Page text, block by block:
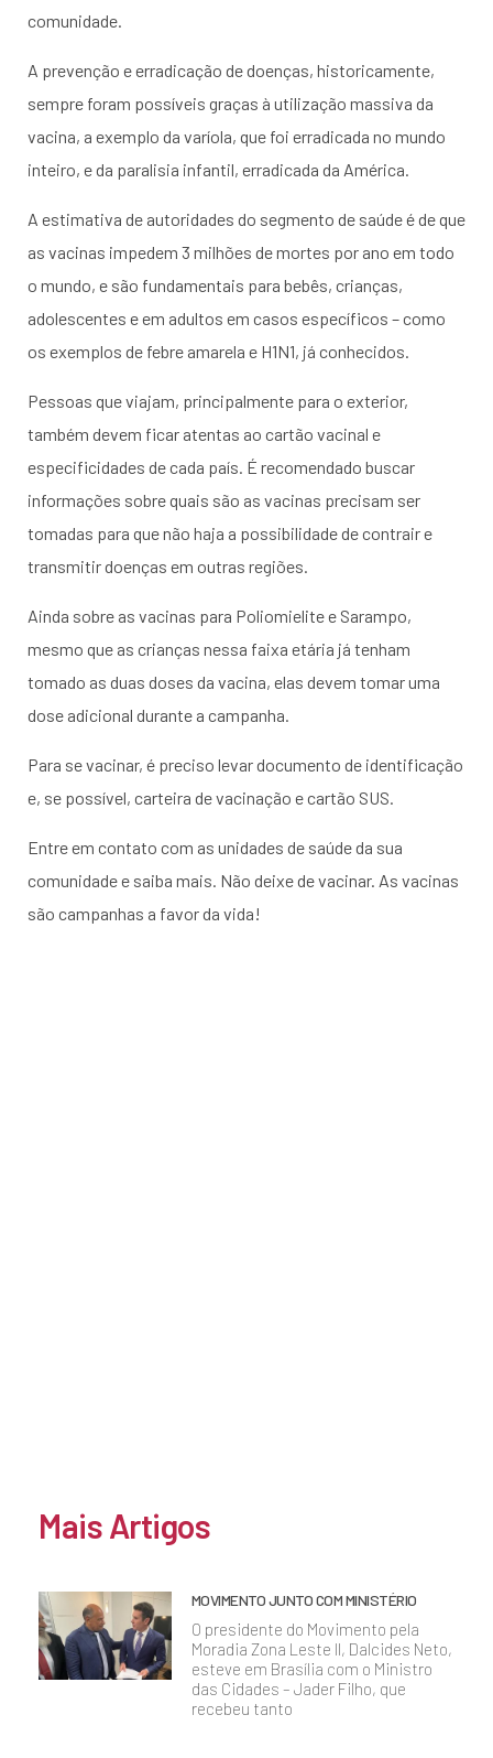
comunidade.
A prevenção e erradicação de doenças, historicamente,
sempre foram possíveis graças à utilização massiva da
vacina, a exemplo da varíola, que foi erradicada no mundo
inteiro, e da paralisia infantil, erradicada da América.
A estimativa de autoridades do segmento de saúde é de que
as vacinas impedem 3 milhões de mortes por ano em todo
o mundo, e são fundamentais para bebês, crianças,
adolescentes e em adultos em casos específicos – como
os exemplos de febre amarela e H1N1, já conhecidos.
Pessoas que viajam, principalmente para o exterior,
também devem ficar atentas ao cartão vacinal e
especificidades de cada país. É recomendado buscar
informações sobre quais são as vacinas precisam ser
tomadas para que não haja a possibilidade de contrair e
transmitir doenças em outras regiões.
Ainda sobre as vacinas para Poliomielite e Sarampo,
mesmo que as crianças nessa faixa etária já tenham
tomado as duas doses da vacina, elas devem tomar uma
dose adicional durante a campanha.
Para se vacinar, é preciso levar documento de identificação
e, se possível, carteira de vacinação e cartão SUS.
Entre em contato com as unidades de saúde da sua
comunidade e saiba mais. Não deixe de vacinar. As vacinas
são campanhas a favor da vida!
Mais Artigos
MOVIMENTO JUNTO COM MINISTÉRIO
O presidente do Movimento pela
Moradia Zona Leste II, Dalcides Neto,
esteve em Brasília com o Ministro
das Cidades – Jader Filho, que
recebeu tanto